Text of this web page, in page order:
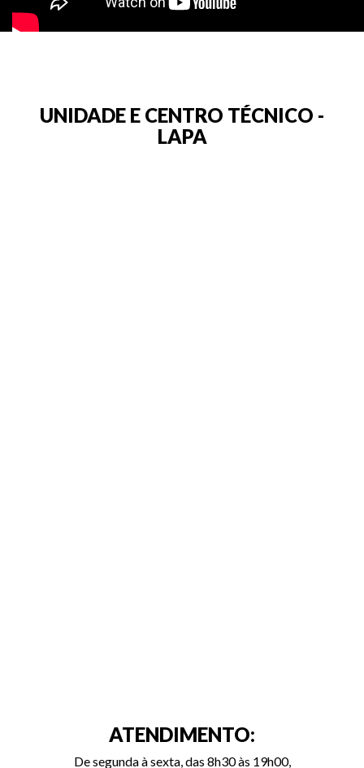
UNIDADE E CENTRO TÉCNICO -
LAPA
ATENDIMENTO:
De segunda à sexta, das 8h30 às 19h00,